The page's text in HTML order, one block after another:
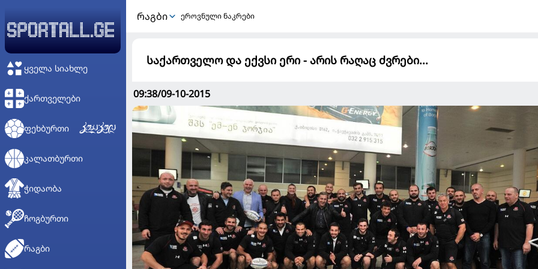
ᲧᲕᲔᲚᲐ ᲡᲘᲐᲮᲚᲔ
ᲥᲐᲠᲗᲕᲔᲚᲔᲑᲘ
ᲤᲔᲮᲑᲣᲠᲗᲘ
ᲙᲐᲚᲐᲗᲑᲣᲠᲗᲘ
ᲭᲘᲓᲐᲝᲑᲐ
ᲩᲝᲒᲑᲣᲠᲗᲘ
ᲠᲐᲒᲑᲘ
ᲠᲐᲒᲑᲘ ეროვნული ნაკრები
საქართველო და ექვსი ერი - არის რაღაც ძვრები...
09:38/09-10-2015